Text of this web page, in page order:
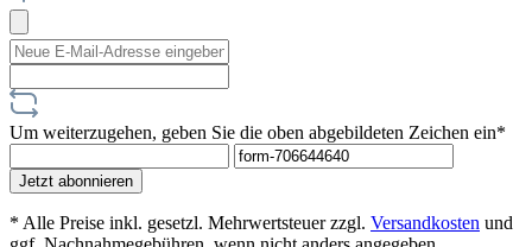
Um weiterzugehen, geben Sie die oben abgebildeten Zeichen ein*
Jetzt abonnieren
* Alle Preise inkl. gesetzl. Mehrwertsteuer zzgl. Versandkosten und